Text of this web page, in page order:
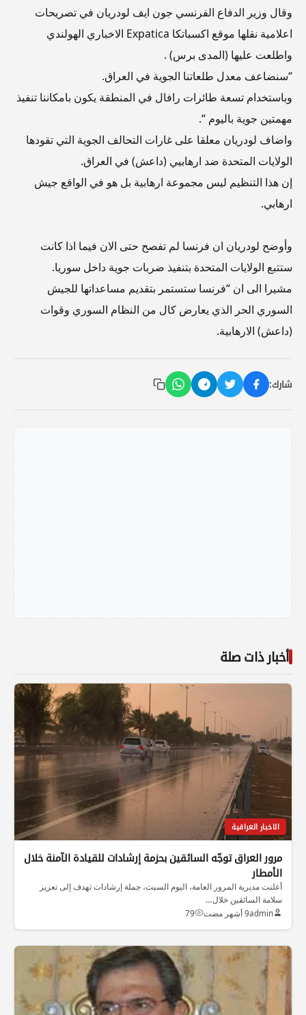
وقال وزير الدفاع الفرنسي جون ايف لودريان في تصريحات
اعلامية نقلها موقع اكسباتكا Expatica الاخباري الهولندي
واطلعت عليها (المدى برس) .
“سنضاعف معدل طلعاتنا الجوية في العراق.
وباستخدام تسعة طائرات رافال في المنطقة يكون بامكاننا تنفيذ
مهمتين جوية باليوم “.
واضاف لودريان معلقا على غارات التحالف الجوية التي تقودها
الولايات المتحدة ضد ارهابيي (داعش) في العراق.
إن هذا التنظيم ليس مجموعة ارهابية بل هو في الواقع جيش
ارهابي.
وأوضح لودريان ان فرنسا لم تفصح حتى الان فيما اذا كانت
ستتبع الولايات المتحدة بتنفيذ ضربات جوية داخل سوريا.
مشيرا الى ان “فرنسا ستستمر بتقديم مساعداتها للجيش
السوري الحر الذي يعارض كال من النظام السوري وقوات
(داعش) الارهابية.
شارك:
أخبار ذات صلة
الاخبار العراقية
مرور العراق توجّه السائقين بحزمة إرشادات للقيادة الآمنة خلال
الأمطار
أعلنت مديرية المرور العامة، اليوم السبت، جملة إرشادات تهدف إلى تعزيز
سلامة السائقين خلال…
admin9 أشهر مضت 79